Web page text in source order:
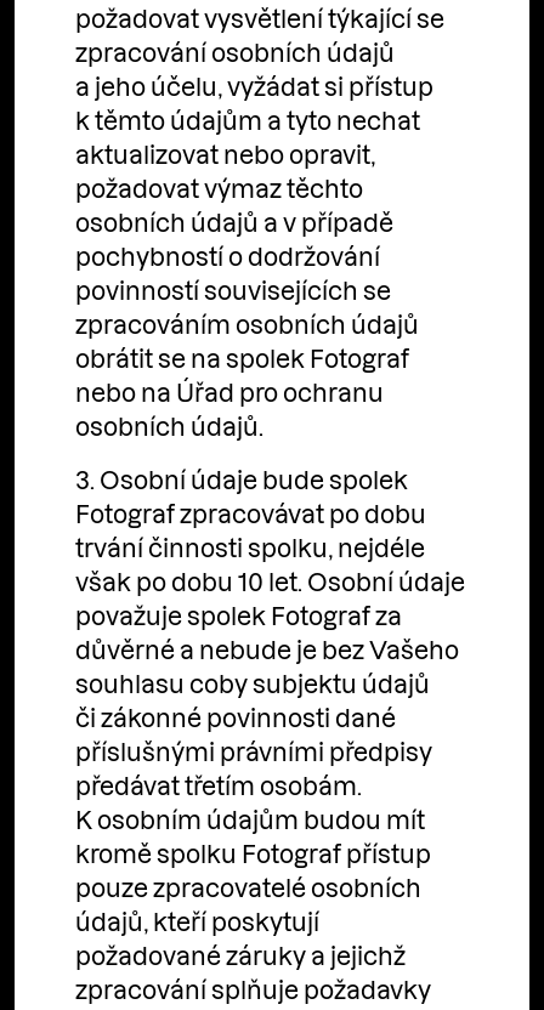
požadovat vysvětlení týkající se
zpracování osobních údajů
a jeho účelu, vyžádat si přístup
k těmto údajům a tyto nechat
aktualizovat nebo opravit,
požadovat výmaz těchto
osobních údajů a v případě
pochybností o dodržování
povinností souvisejících se
zpracováním osobních údajů
obrátit se na spolek Fotograf
nebo na Úřad pro ochranu
osobních údajů.
3. Osobní údaje bude spolek
Fotograf zpracovávat po dobu
trvání činnosti spolku, nejdéle
však po dobu 10 let. Osobní údaje
považuje spolek Fotograf za
důvěrné a nebude je bez Vašeho
souhlasu coby subjektu údajů
či zákonné povinnosti dané
příslušnými právními předpisy
předávat třetím osobám.
K osobním údajům budou mít
kromě spolku Fotograf přístup
pouze zpracovatelé osobních
údajů, kteří poskytují
požadované záruky a jejichž
zpracování splňuje požadavky